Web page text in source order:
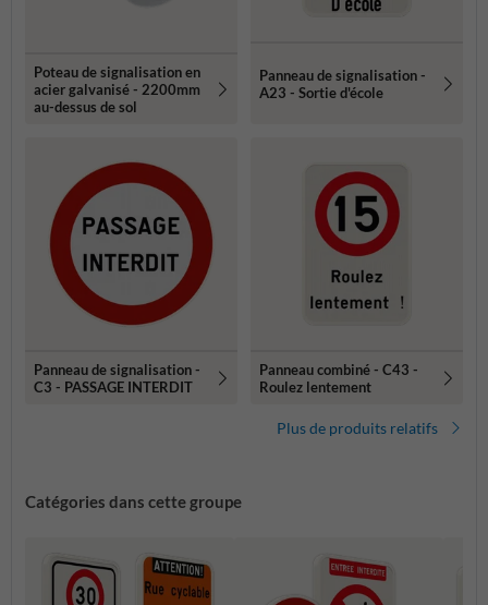
Poteau de signalisation en
acier galvanisé - 2200mm
au-dessus de sol
Panneau de signalisation -
A23 - Sortie d'école
Panneau de signalisation -
C3 - PASSAGE INTERDIT
Panneau combiné - C43 -
Roulez lentement
Plus de produits relatifs
Catégories dans cette groupe